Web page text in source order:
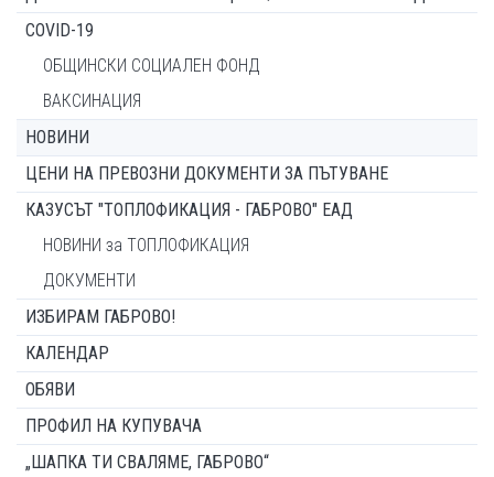
COVID-19
ОБЩИНСКИ СОЦИАЛЕН ФОНД
ВАКСИНАЦИЯ
НОВИНИ
ЦЕНИ НА ПРЕВОЗНИ ДОКУМЕНТИ ЗА ПЪТУВАНЕ
КАЗУСЪТ "ТОПЛОФИКАЦИЯ - ГАБРОВО" ЕАД
НОВИНИ за ТОПЛОФИКАЦИЯ
ДОКУМЕНТИ
ИЗБИРАМ ГАБРОВО!
КАЛЕНДАР
ОБЯВИ
ПРОФИЛ НА КУПУВАЧА
„ШАПКА ТИ СВАЛЯМЕ, ГАБРОВО“